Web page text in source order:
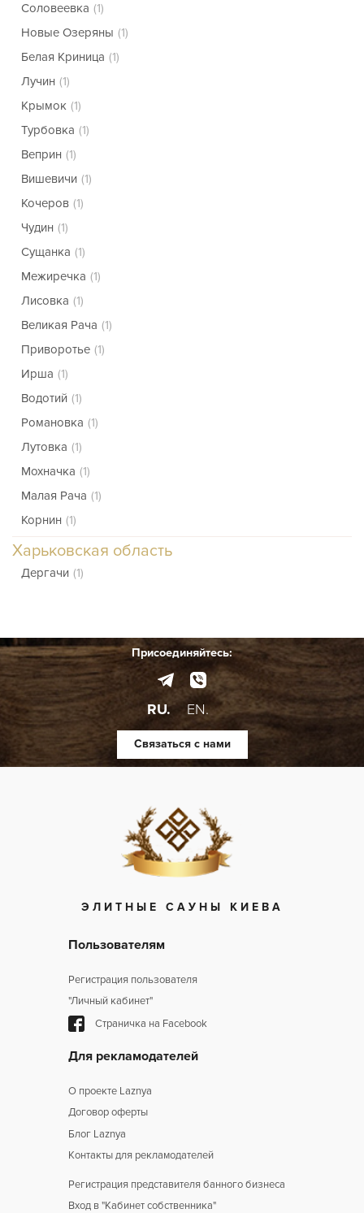
Соловеевка (1)
Новые Озеряны (1)
Белая Криница (1)
Лучин (1)
Крымок (1)
Турбовка (1)
Веприн (1)
Вишевичи (1)
Кочеров (1)
Чудин (1)
Сущанка (1)
Межиречка (1)
Лисовка (1)
Великая Рача (1)
Приворотье (1)
Ирша (1)
Водотий (1)
Романовка (1)
Лутовка (1)
Мохначка (1)
Малая Рача (1)
Корнин (1)
Харьковская область
Дергачи (1)
Присоединяйтесь:
RU. EN.
Связаться с нами
ЭЛИТНЫЕ САУНЫ КИЕВА
пользователям
Регистрация пользователя
"Личный кабинет"
Страничка на Facebook
для рекламодателей
О проекте Laznya
Договор оферты
Блог Laznya
Контакты для рекламодателей
Регистрация представителя банного бизнеса
Вход в "Кабинет собственника"